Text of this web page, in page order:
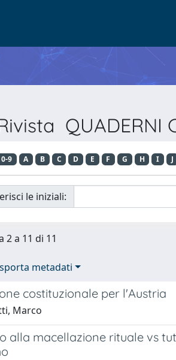
QUADERNI
0-9 A B C D E F G H I J
le iniziali:
a 11 di 11
metadati
costituzionale per l'Austria
Marco
alla macellazione rituale vs